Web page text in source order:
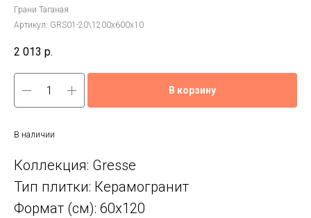
Грани Таганая
Артикул: GRS01-20\1200х600х10
2 013 р.
В корзину
В наличии
Коллекция: Gresse
Тип плитки: Керамогранит
Формат (см): 60x120